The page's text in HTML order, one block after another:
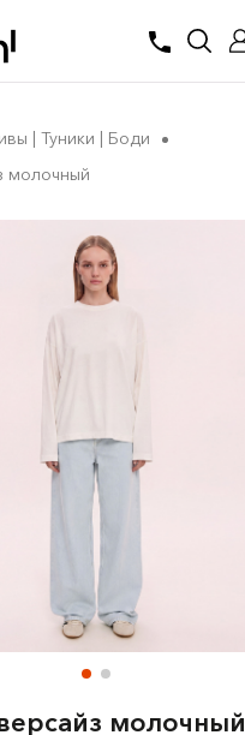
| Туники | Боди
молочный
молочный